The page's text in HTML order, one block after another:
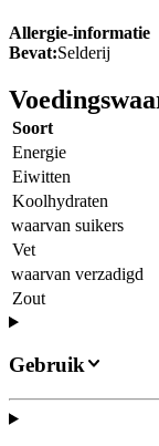
Allergie-informatie
Bevat:Selderij
Soort
Energie
Eiwitten
Koolhydraten
waarvan suikers
Vet
waarvan verzadigd
Zout
Gebruik